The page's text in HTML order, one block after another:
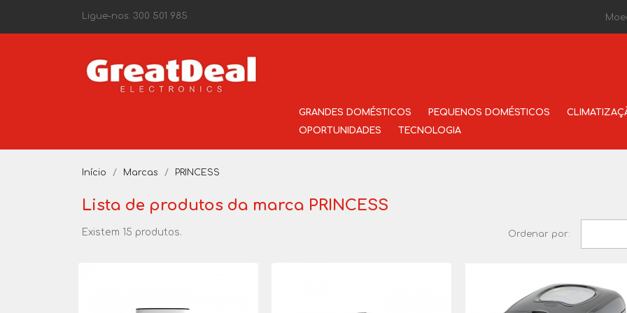
Ligue-nos: 300 501 985
GRANDES DOMÉSTICOS PEQUENOS DOMÉSTICOS
OPORTUNIDADES
TECNOLOGIA
Início Marcas PRINCESS
Lista de produtos da marca PRINCESS
Existem 15 produtos. Ordenar por: